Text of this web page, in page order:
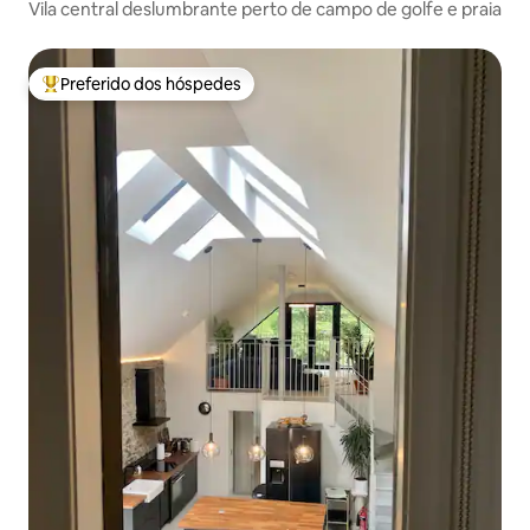
Vila central deslumbrante perto de campo de golfe e praia
Entre os melhores preferidos dos hóspedes
Preferido dos hóspedes